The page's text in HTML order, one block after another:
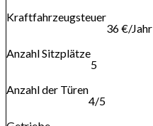
Kraftfahrzeugsteuer
36 €/Jahr
Anzahl Sitzplätze
5
Anzahl der Türen
4/5